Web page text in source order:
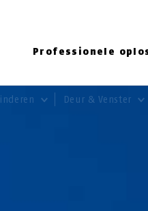
Professionele
Deur & Venster